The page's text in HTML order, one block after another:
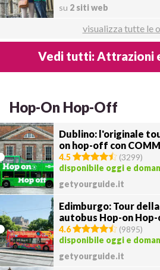
su 2 siti web
visualizza tutte le
Vedi tutti: Attrazioni
Hop-On Hop-Off
Dublino: l'originale
on hop-off con
4.5 (3299)
disponibile oggi e
getyourguide.it
Edimburgo: Tour
autobus Hop-on
4.6 (9895)
disponibile oggi e
getyourguide.it